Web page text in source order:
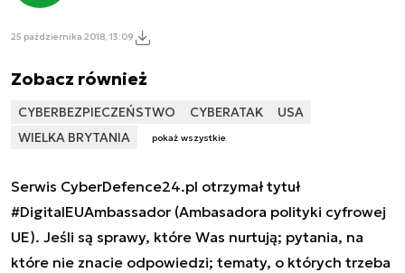
25 października 2018, 13:09
Zobacz również
CYBERBEZPIECZEŃSTWO CYBERATAK
USA
WIELKA BRYTANIA
pokaż wszystkie
Serwis CyberDefence24.pl otrzymał tytuł
#DigitalEUAmbassador (Ambasadora polityki cyfrowej
UE). Jeśli są sprawy, które Was nurtują; pytania, na
które nie znacie odpowiedzi; tematy, o których trzeba